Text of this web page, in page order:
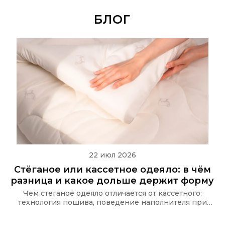
БЛОГ
22 июл 2026
Стёганое или кассетное одеяло: в чём
разница и какое дольше держит форму
Чем стёганое одеяло отличается от кассетного:
технология пошива, поведение наполнителя при